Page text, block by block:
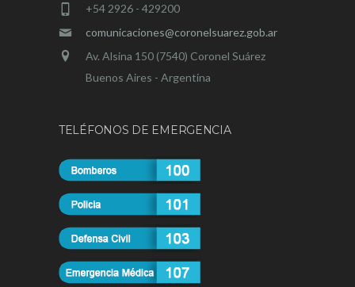
+54 2926 - 429200
comunicaciones@coronelsuarez.gob.ar
Av. Alsina 150 (7540) Coronel Suárez
Buenos Aires - Argentina
TELÉFONOS DE EMERGENCIA